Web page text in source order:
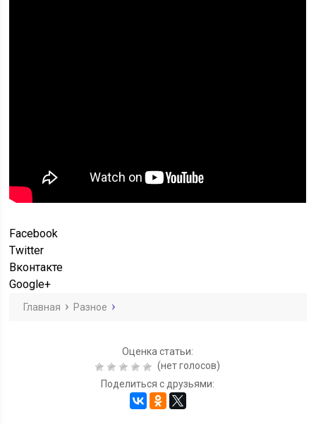
Facebook
Twitter
Вконтакте
Google+
Главная Разное
Оценка статьи:
(нет голосов)
Поделиться с друзьями: